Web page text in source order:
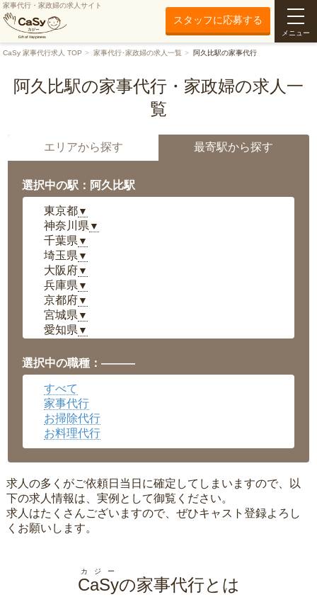
家事代行・家政婦の求人サイト
スタッフに応募する
メニュー
CaSy 家事代行求人 TOP 家事代行･家政婦の求人一覧 阿久比駅の家事代行
阿久比駅の家事代行・家政婦の求人一
覧
エリアから探す 最寄駅から探す
選択中の駅：阿久比駅
東京都▼
神奈川県 ▼
千葉県 ▼
埼玉県 ▼
大阪府▼
兵庫県 ▼
京都府▼
宮城県 ▼
愛知県 ▼
岡山県▼
広島県▼
沖縄県
選択中の職種：———
すべて
家事代行
お掃除代行
お料理代行
求人の多くがご依頼日当日に確定してしまいますので、以
下の求人情報は、実例として御覧ください。
求人はたくさんございますので、ぜひキャスト登録よろし
くお願いします。
CaSy
カジー
の家事代行とは